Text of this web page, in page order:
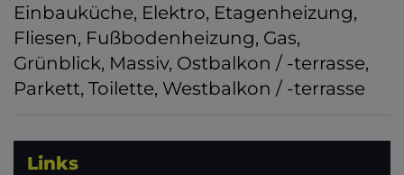
Einbauküche Elektro Etagenheizung
Fliesen Fußbodenheizung Gas
Grünblick Massiv Ostbalkon / -terrasse
Parkett Toilette Westbalkon / -terrasse
Links